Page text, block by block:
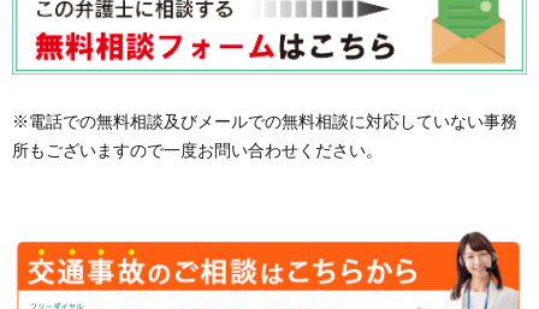
※電話での無料相談及びメールでの無料相談に対応していない事務
所もございますので一度お問い合わせください。